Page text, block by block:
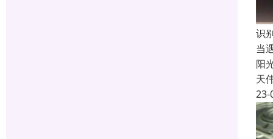
识
当
阳
天
23-